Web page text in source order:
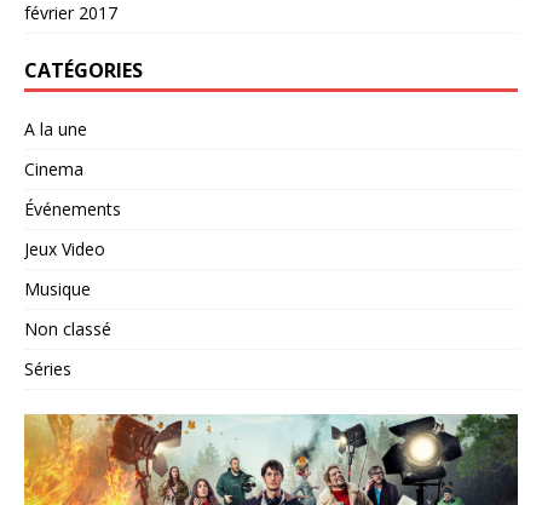
février 2017
CATÉGORIES
A la une
Cinema
Événements
Jeux Video
Musique
Non classé
Séries